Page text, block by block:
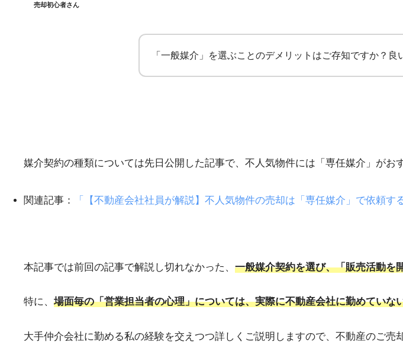
売却初心者さん
「一般媒介」を選ぶことのデメリットはご存知ですか？
媒介契約の種類については先日公開した記事で、不人気物件には「専任媒介」がお
関連記事： 「【不動産会社社員が解説】不人気物件の売却は「専任媒介」で依頼す
本記事では前回の記事で解説し切れなかった、 一般媒介契約を選び、「販売活動を
特に、 場面毎の「営業担当者の心理」については、実際に不動産会社に勤めていな
大手仲介会社に勤める私の経験を交えつつ詳しくご説明しますので、不動産のご売